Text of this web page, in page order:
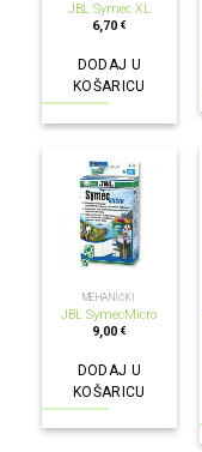
JBL Symec XL
6,70€
DODAJ U
KOŠARICU
MEHANIČKI
JBL SymecMicro
9,00€
DODAJ U
KOŠARICU